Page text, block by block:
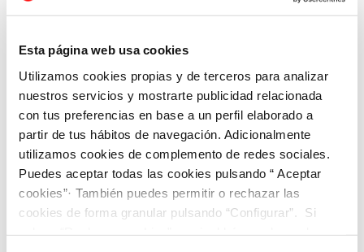
Esta página web usa cookies
Utilizamos cookies propias y de terceros para analizar
nuestros servicios y mostrarte publicidad relacionada
con tus preferencias en base a un perfil elaborado a
partir de tus hábitos de navegación. Adicionalmente
utilizamos cookies de complemento de redes sociales.
Puedes aceptar todas las cookies pulsando “ Aceptar
cookies”· También puedes permitir o rechazar las
cookies de forma granular pulsando “Configurar”. Si
Canales de contacto
Cita previa
Mapa de obras y afectaciones
Comprobación de fuga interior
COMPROMISO DE SERVICIO
Carta de compromisos
Customer Counsel (Defensa del cliente)
Normativa del servicio